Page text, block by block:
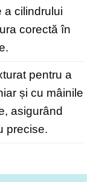
a cilindrului
corectă în
pentru a
și cu mâinile
asigurând
precise.